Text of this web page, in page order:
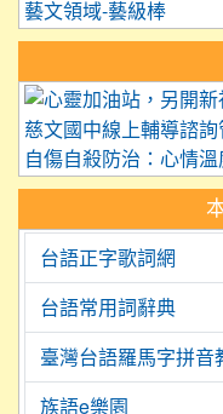
藝文領域-藝級棒
慈文國中線上輔導諮詢
自傷自殺防治：心情
台語正字歌詞網
台語常用詞辭典
臺灣台語羅馬字拼音
族語e樂園